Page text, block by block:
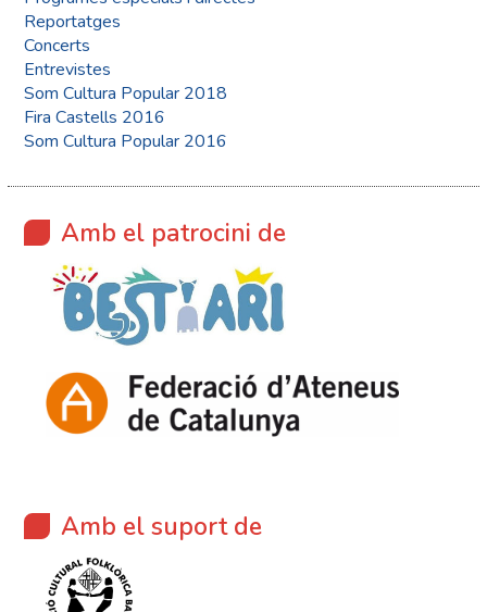
Reportatges
Concerts
Entrevistes
Som Cultura Popular 2018
Fira Castells 2016
Som Cultura Popular 2016
Amb el patrocini de
Amb el suport de